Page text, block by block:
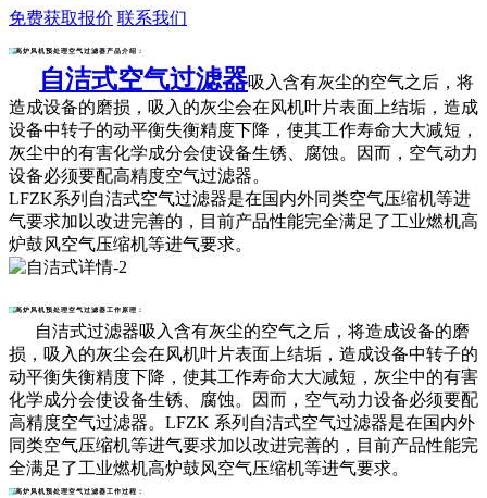
免费获取报价 联系我们
高炉风机预处理空气过滤器产品介绍：
自洁式空气过滤器吸入含有灰尘的空气之后，将
造成设备的磨损，吸入的灰尘会在风机叶片表面上结垢，造成
设备中转子的动平衡失衡精度下降，使其工作寿命大大减短，
灰尘中的有害化学成分会使设备生锈、腐蚀。因而，空气动力
设备必须要配高精度空气过滤器。
LFZK系列 自洁式空气过滤器是在国内外同类空气压缩机等进
气要求加以改进完善的，目前产品性能完全满足了工业燃机高
炉鼓风空气压缩机等进气要求。
高炉风机预处理空气过滤器工作原理：
自洁式过滤器吸入含有灰尘的空气之后，将造成设备的磨
损，吸入的灰尘会在风机叶片表面上结垢，造成设备中转子的
动平衡失衡精度下降，使其工作寿命大大减短，灰尘中的有害
化学成分会使设备生锈、腐蚀。因而，空气动力设备必须要配
高精度空气过滤器。LFZK 系列自洁式空气过滤器是在国内外
同类空气压缩机等进气要求加以改进完善的，目前产品性能完
全满足了工业燃机高炉鼓风空气压缩机等进气要求。
高炉风机预处理空气过滤器工作过程：